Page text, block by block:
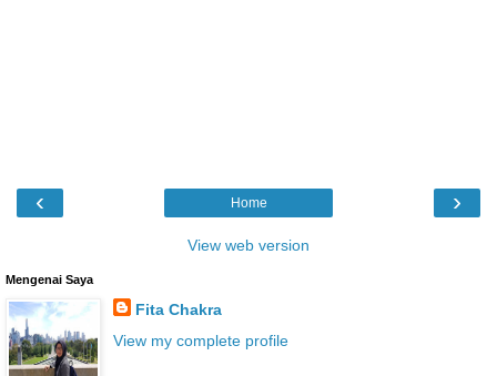
‹ ›
Home
View web version
Mengenai Saya
Fita Chakra
View my complete profile